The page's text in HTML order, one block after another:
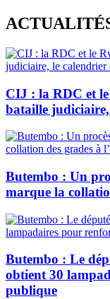
Skip
to
content
CIJ : la RDC et
bataille
Butembo : Un
marque la
Butembo : Le
obtient 30
publique